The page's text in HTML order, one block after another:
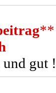
**
und gut !